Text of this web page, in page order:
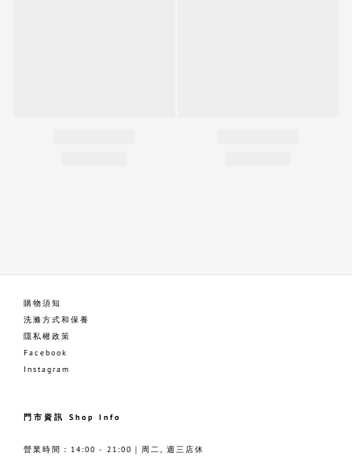
購物須知
洗滌方式和保養
隱私權政策
Facebook
Instagram
門市資訊 Shop Info
營業時間：14:00 - 21:00｜周二, 週三店休